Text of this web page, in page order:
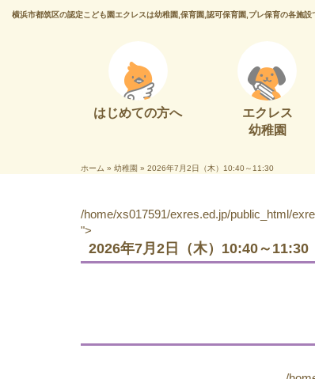
横浜市都筑区の認定こども園エクレスは幼稚園,保育園,認可保育園,プレ保育の各施設
はじめての方へ
エクレス
幼稚園
ホーム » 幼稚園 » 2026年7月2日（木）10:40～11:30
/home/xs017591/exres.ed.jp/public_html/
">
2026年7月2日（木）10:40～11:30